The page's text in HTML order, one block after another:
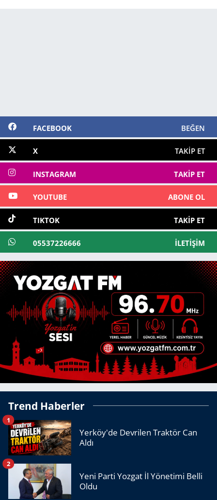
FACEBOOK BEĞEN
X TAKIP ET
INSTAGRAM TAKIP ET
YOUTUBE ABONE OL
TIKTOK TAKIP ET
05537226666 İLETIŞIM
Trend Haberler
Yerköy'de Devrilen Traktör Can
Aldı
1
Yeni Parti Yozgat İl Yönetimi Belli
Oldu
2